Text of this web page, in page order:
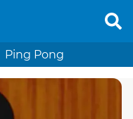
Ping Pong